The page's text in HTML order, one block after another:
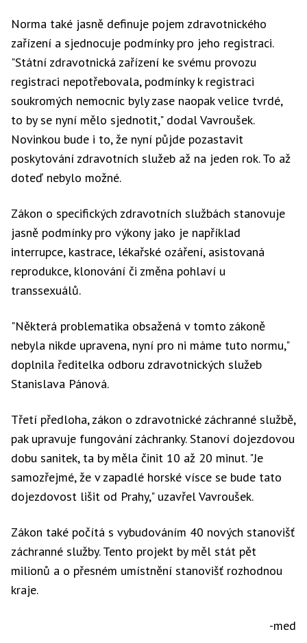
Norma také jasně definuje pojem zdravotnického
zařízení a sjednocuje podmínky pro jeho registraci.
"Státní zdravotnická zařízení ke svému provozu
registraci nepotřebovala, podmínky k registraci
soukromých nemocnic byly zase naopak velice tvrdé,
to by se nyní mělo sjednotit," dodal Vavroušek.
Novinkou bude i to, že nyní půjde pozastavit
poskytování zdravotních služeb až na jeden rok. To až
doteď nebylo možné.
Zákon o specifických zdravotních službách stanovuje
jasně podmínky pro výkony jako je například
interrupce, kastrace, lékařské ozáření, asistovaná
reprodukce, klonování či změna pohlaví u
transsexuálů.
"Některá problematika obsažená v tomto zákoně
nebyla nikde upravena, nyní pro ni máme tuto normu,"
doplnila ředitelka odboru zdravotnických služeb
Stanislava Pánová.
Třetí předloha, zákon o zdravotnické záchranné službě,
pak upravuje fungování záchranky. Stanoví dojezdovou
dobu sanitek, ta by měla činit 10 až 20 minut. "Je
samozřejmé, že v zapadlé horské vísce se bude tato
dojezdovost lišit od Prahy," uzavřel Vavroušek.
Zákon také počítá s vybudováním 40 nových stanovišť
záchranné služby. Tento projekt by měl stát pět
milionů a o přesném umístnění stanovišť rozhodnou
kraje.
-med